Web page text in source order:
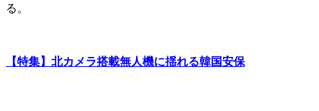
る。
【特集】北カメラ搭載無人機に揺れる韓国安保